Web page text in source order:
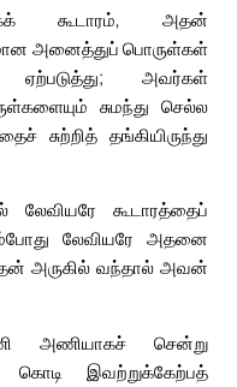
கூடாரம், அதன்
அனைத்துப் பொருள்கள்
ஏற்படுத்து; அவர்கள்
சுமந்து செல்ல
சுற்றித் தங்கியிருந்து
லேவியரே கூடாரத்தைப்
லேவியரே அதனை
அதன் அருகில் வந்தால் அவன்
அணியாகச் சென்று
இவற்றுக்கேற்பத்